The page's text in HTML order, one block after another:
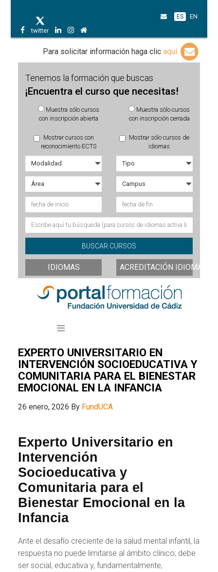
twitter
ES EN
Para solicitar información haga clic aquí
Tenemos la formación que buscas
¡Encuentra el curso que necesitas!
Muestra sólo cursos
con inscripción abierta
Muestra sólo cursos
con inscripción cerrada
Mostrar cursos con
reconocimiento ECTS
Mostrar sólo cursos de
idiomas
IDIOMAS ACREDITACIÓN IDIOMAS
EXPERTO UNIVERSITARIO EN
INTERVENCIÓN SOCIOEDUCATIVA Y
COMUNITARIA PARA EL BIENESTAR
EMOCIONAL EN LA INFANCIA
26 enero, 2026 By FundUCA
Experto Universitario en
Intervención
Socioeducativa y
Comunitaria para el
Bienestar Emocional en la
Infancia
Ante el desafío creciente de la salud mental infantil, la
respuesta no puede limitarse al ámbito clínico; debe
ser social, educativa y, fundamentalmente,